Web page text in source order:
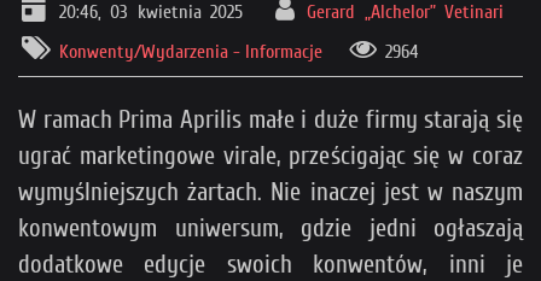
20:46, 03 kwietnia 2025
Gerard „Alchelor” Vetinari
Konwenty/Wydarzenia - Informacje
2964
W ramach Prima Aprilis małe i duże firmy starają się
ugrać marketingowe virale, prześcigając się w coraz
wymyślniejszych żartach. Nie inaczej jest w naszym
konwentowym uniwersum, gdzie jedni ogłaszają
dodatkowe edycje swoich konwentów, inni je